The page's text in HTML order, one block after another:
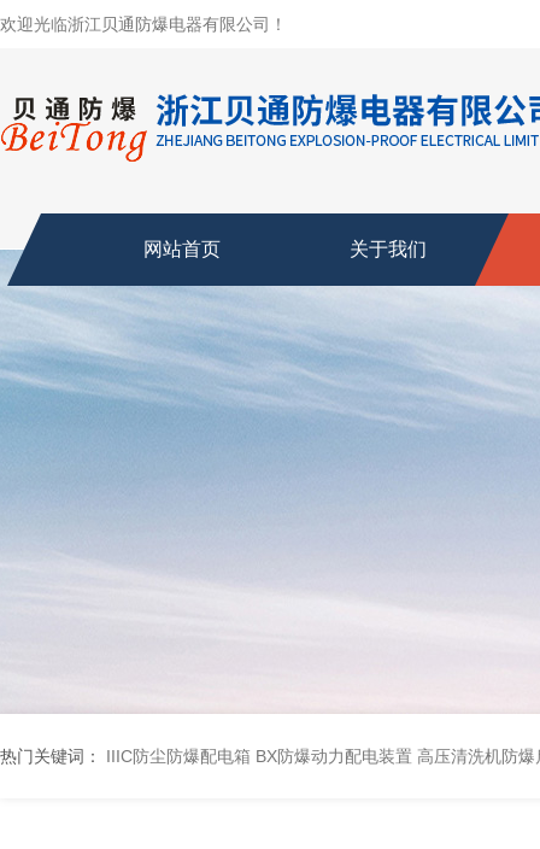
欢迎光临浙江贝通防爆电器有限公司！
网站首页 关于我们
热门关键词： IIIC防尘防爆配电箱 BX防爆动力配电装置 高压清洗机防爆